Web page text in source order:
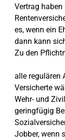
Vertrag
es, wenn ein
dann kann
Zu den
alle regulären
Versicherte
Wehr- und
geringfügig
Jobber, wenn